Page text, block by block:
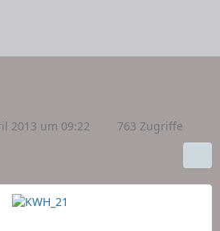
2013 um 09:22 763 Zugriffe